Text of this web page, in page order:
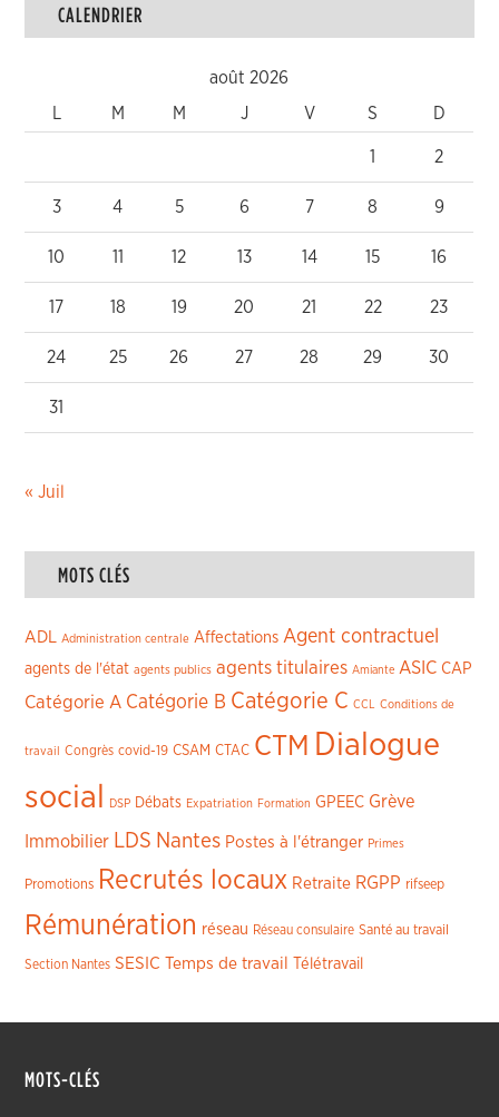
CALENDRIER
août 2026
M M J V S D
1 2
3 4 5 6 7 8 9
10 11 12 13 14 15 16
17 18 19 20 21 22 23
24 25 26 27 28 29 30
31
« Juil
MOTS CLÉS
ADL Administration centrale Affectations Agent contractuel
agents de l'état agents publics agents titulaires Amiante ASIC CAP
Catégorie A Catégorie B Catégorie C CCL Conditions de
travail Congrès covid-19 CSAM CTAC CTM Dialogue
social
DSP Débats Expatriation Formation GPEEC Grève
Immobilier LDS Nantes Postes à l'étranger Primes
Promotions Recrutés locaux Retraite RGPP rifseep
Rémunération réseau Réseau consulaire Santé au travail
Section Nantes SESIC Temps de travail Télétravail
MOTS-CLÉS